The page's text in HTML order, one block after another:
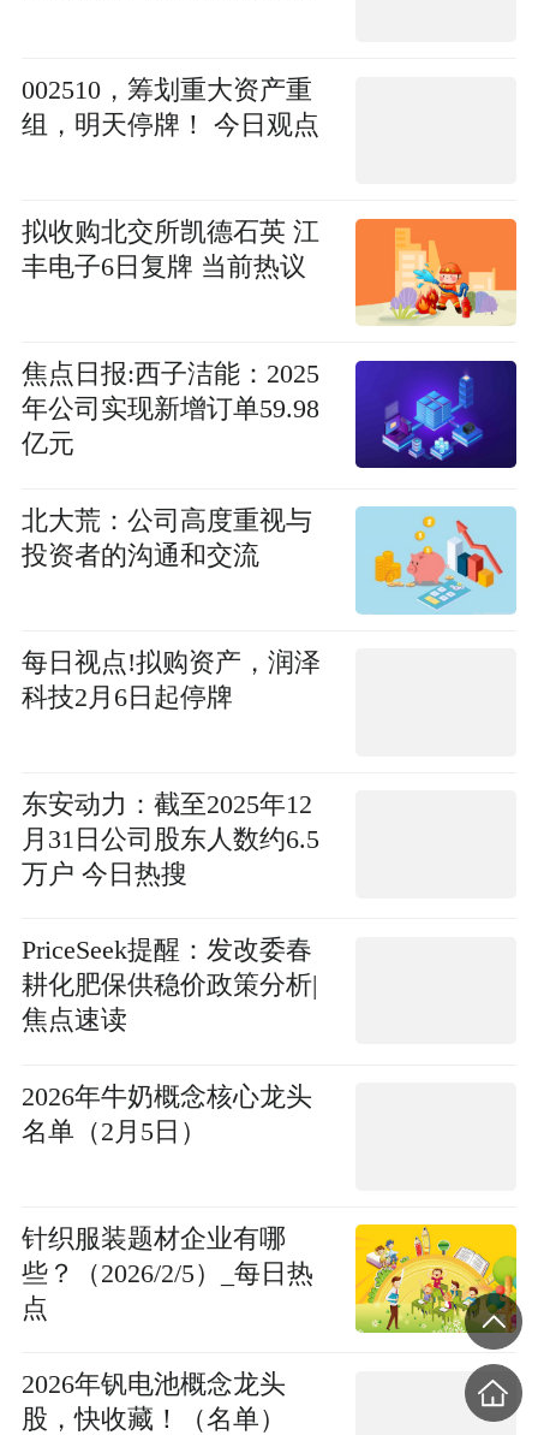
002510，筹划重大资产重
组，明天停牌！ 今日观点
拟收购北交所凯德石英 江
丰电子6日复牌 当前热议
焦点日报:西子洁能：2025
年公司实现新增订单59.98
亿元
北大荒：公司高度重视与
投资者的沟通和交流
每日视点!拟购资产，润泽
科技2月6日起停牌
东安动力：截至2025年12
月31日公司股东人数约6.5
万户 今日热搜
PriceSeek提醒：发改委春
耕化肥保供稳价政策分析|
焦点速读
2026年牛奶概念核心龙头
名单（2月5日）
针织服装题材企业有哪
些？（2026/2/5）_每日热
点
2026年钒电池概念龙头
股，快收藏！（名单）